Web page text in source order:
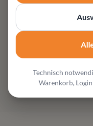
Deshalb sind
Möbel Zeppenfeld in
und aus einem
Bergisches Land sowie
Hagen und
Mehr lesen
Technisch
Warenkorb,